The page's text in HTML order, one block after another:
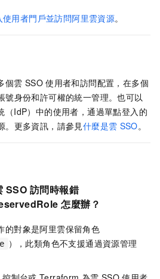
使用者門戶並訪問阿里雲資源。
個雲 SSO 使用者和訪問配置，在多個
號身份和許可權的統一管理。也可以
（IdP）中的使用者，通過單點登入的
。更多資訊，請參見什麼是雲 SSO。
SSO 訪問時報錯
怎麼辦？
的對象是阿里雲保留角色
），此類角色不支援通過資源管理